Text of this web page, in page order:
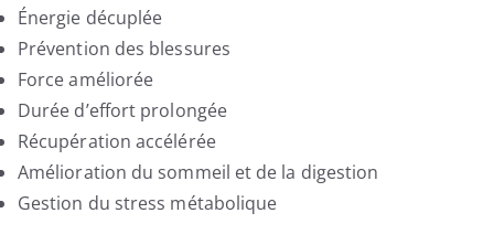
Énergie décuplée
Prévention des blessures
Force améliorée
Durée d’effort prolongée
Récupération accélérée
Amélioration du sommeil et de la digestion
Gestion du stress métabolique